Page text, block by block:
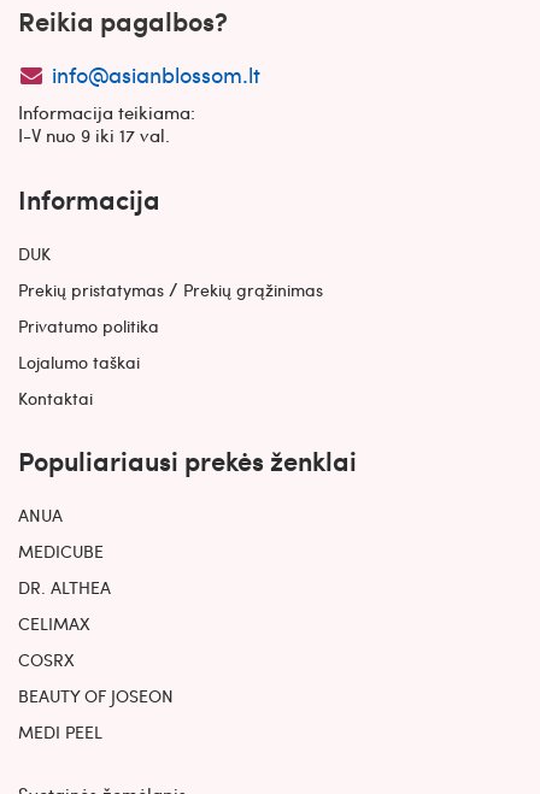
Reikia pagalbos?
info@asianblossom.lt
Informacija teikiama:
I-V nuo 9 iki 17 val.
Informacija
DUK
Prekių pristatymas / Prekių grąžinimas
Privatumo politika
Lojalumo taškai
Kontaktai
Populiariausi prekės ženklai
ANUA
MEDICUBE
DR. ALTHEA
CELIMAX
COSRX
BEAUTY OF JOSEON
MEDI PEEL